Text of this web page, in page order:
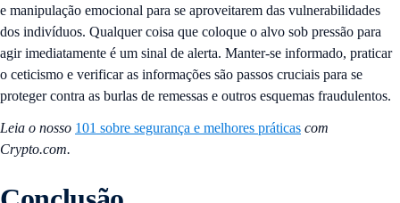
e manipulação emocional para se aproveitarem das vulnerabilidades
dos indivíduos. Qualquer coisa que coloque o alvo sob pressão para
agir imediatamente é um sinal de alerta. Manter-se informado, praticar
o ceticismo e verificar as informações são passos cruciais para se
proteger contra as burlas de remessas e outros esquemas fraudulentos.
Leia o nosso 101 sobre segurança e melhores práticas com
Crypto.com.